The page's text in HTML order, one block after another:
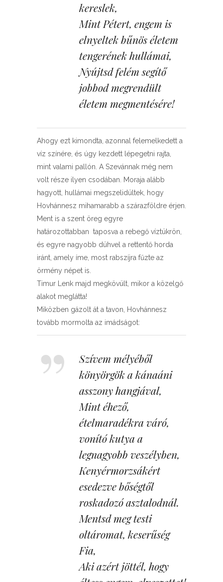
kereslek,
Mint Pétert, engem is
elnyeltek bűnös életem
tengerének hullámai,
Nyújtsd felém segítő
jobbod megrendült
életem megmentésére!
Ahogy ezt kimondta, azonnal felemelkedett a
víz színére, és úgy kezdett lépegetni rajta,
mint valami pallón. A Szevánnak még nem
volt része ilyen csodában. Moraja alább
hagyott, hullámai megszelidültek, hogy
Hovhánnesz mihamarabb a szárazföldre érjen.
Ment is a szent öreg egyre
határozottabban taposva a rebegő víztükrön,
és egyre nagyobb dühvel a rettentő horda
iránt, amely íme, most rabszíjra fűzte az
örmény népet is.
Timur Lenk majd megkövült, mikor a közelgő
alakot meglátta!
Miközben gázolt át a tavon, Hovhánnesz
tovább mormolta az imádságot:
Szívem mélyéből
könyörgök a kánaáni
asszony hangjával,
Mint éhező,
ételmaradékra váró,
vonító kutya a
legnagyobb veszélyben,
Kenyérmorzsákért
esedezve bőségtől
roskadozó asztalodnál.
Mentsd meg testi
oltáromat, keserűség
Fia,
Aki azért jöttél, hogy